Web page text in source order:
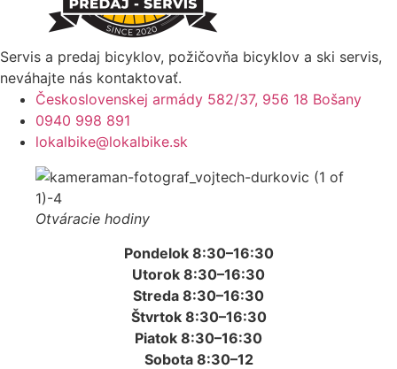
Servis a predaj bicyklov, požičovňa bicyklov a ski servis,
neváhajte nás kontaktovať.
Československej armády 582/37, 956 18 Bošany
0940 998 891
lokalbike@lokalbike.sk
Otváracie hodiny
Pondelok 8:30–16:30
Utorok 8:30–16:30
Streda 8:30–16:30
Štvrtok 8:30–16:30
Piatok 8:30–16:30
Sobota 8:30–12